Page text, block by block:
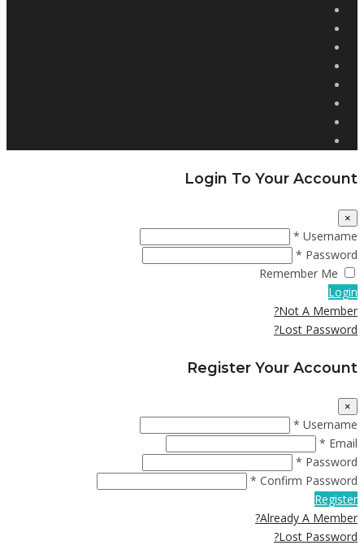
Login To Your Account
×
Username *
Password *
Remember Me
Login
Not A Member?
Lost Password?
Register Your Account
×
Username *
Email *
Password *
Confirm Password *
Register
Already A Member?
Lost Password?